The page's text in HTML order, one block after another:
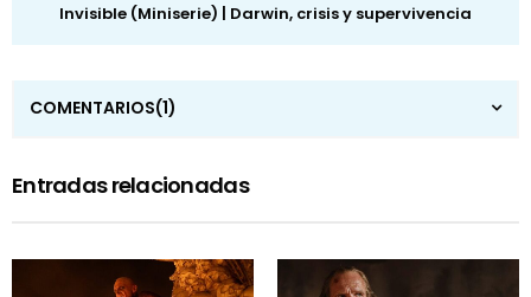
Invisible (Miniserie) | Darwin, crisis y supervivencia
COMENTARIOS(1)
Entradas relacionadas